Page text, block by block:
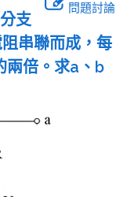
問題討論
支
串聯而成，每
兩倍。求a、b